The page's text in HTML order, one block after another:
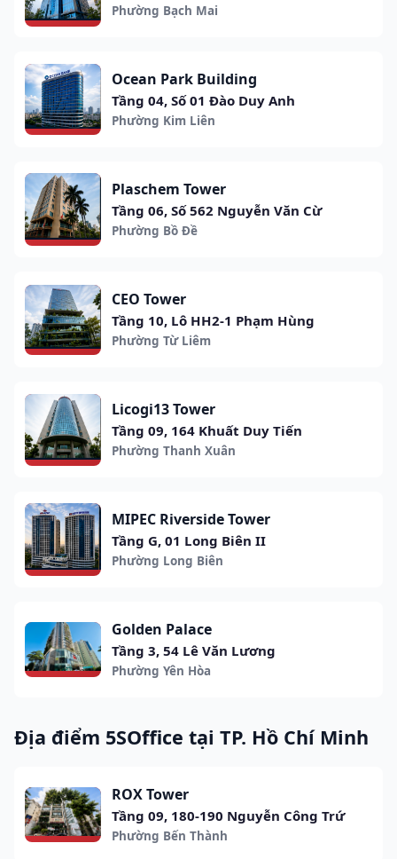
Phường Bạch Mai
Ocean Park Building
Tầng 04, Số 01 Đào Duy Anh
Phường Kim Liên
Plaschem Tower
Tầng 06, Số 562 Nguyễn Văn Cừ
Phường Bồ Đề
CEO Tower
Tầng 10, Lô HH2-1 Phạm Hùng
Phường Từ Liêm
Licogi13 Tower
Tầng 09, 164 Khuất Duy Tiến
Phường Thanh Xuân
MIPEC Riverside Tower
Tầng G, 01 Long Biên II
Phường Long Biên
Golden Palace
Tầng 3, 54 Lê Văn Lương
Phường Yên Hòa
Địa điểm 5SOffice tại TP. Hồ Chí Minh
ROX Tower
Tầng 09, 180-190 Nguyễn Công Trứ
Phường Bến Thành